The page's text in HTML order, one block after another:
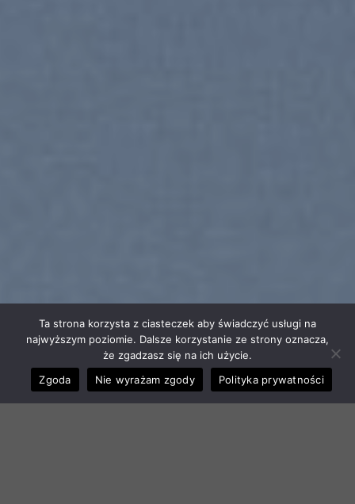
Ta strona korzysta z ciasteczek aby świadczyć usługi na
najwyższym poziomie. Dalsze korzystanie ze strony oznacza,
że zgadzasz się na ich użycie.
Zgoda
Nie wyrażam zgody Polityka prywatności